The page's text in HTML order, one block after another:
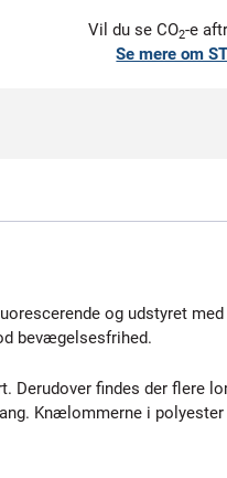
Vil du se CO2-e
Se mere om
og udstyret
bevægelsesfrihed.
Derudover findes der flere
Knælommerne i